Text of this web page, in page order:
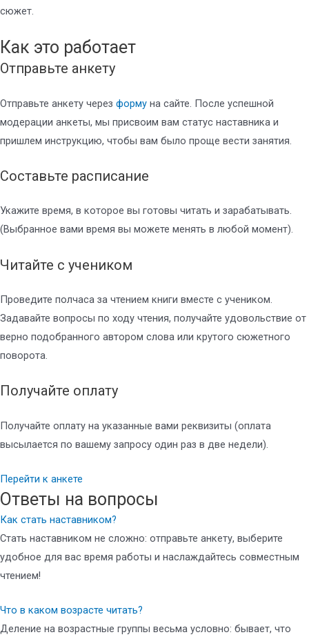
сюжет.
Как это работает
Отправьте анкету
Отправьте анкету через форму на сайте. После успешной
модерации анкеты, мы присвоим вам статус наставника и
пришлем инструкцию, чтобы вам было проще вести занятия.​
Составьте расписание
Укажите время, в которое вы готовы читать и зарабатывать.
(Выбранное вами время вы можете менять в любой момент).​
Читайте с учеником
Проведите полчаса за чтением книги вместе с учеником.
Задавайте вопросы по ходу чтения, получайте удовольствие от
верно подобранного автором слова или крутого сюжетного
поворота.
Получайте оплату
Получайте оплату на указанные вами реквизиты (оплата
высылается по вашему запросу один раз в две недели).
Перейти к анкете
Ответы на вопросы
Как стать наставником?
Стать наставником не сложно: отправьте анкету, выберите
удобное для вас время работы и наслаждайтесь совместным
чтением!
Что в каком возрасте читать?
Деление на возрастные группы весьма условно: бывает, что